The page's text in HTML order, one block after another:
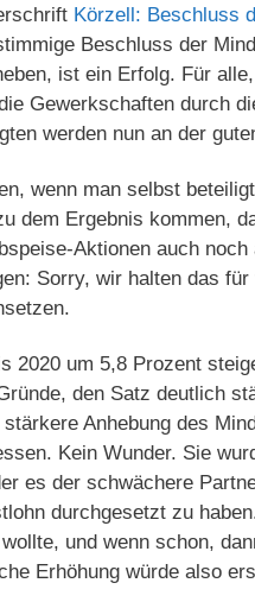
Körzell: Beschluss
Beschluss der
ist ein Erfolg. Für
Gewerkschaften durch
werden nun an der
wenn man selbst
dem Ergebnis kommen,
Aktionen auch
Sorry, wir halten das
2020 um 5,8 Prozent
den Satz deutlich
Anhebung des
Kein Wunder. Sie
es der schwächere
durchgesetzt zu
und wenn schon,
Erhöhung würde also